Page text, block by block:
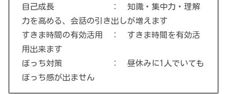
自己成長 ： 知識・集中力・理解
力を高める、会話の引き出しが増えます
すきま時間の有効活用 ： すきま時間を有効活
用出来ます
ぼっち対策 ： 昼休みに1人でいても
ぼっち感が出ません